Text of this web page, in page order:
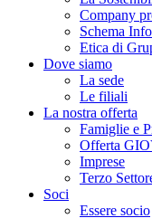
Company
Schema
Etica di
Dove siamo
La sede
Le filiali
La nostra offerta
Famiglie e
Offerta
Imprese
Terzo
Soci
Essere socio